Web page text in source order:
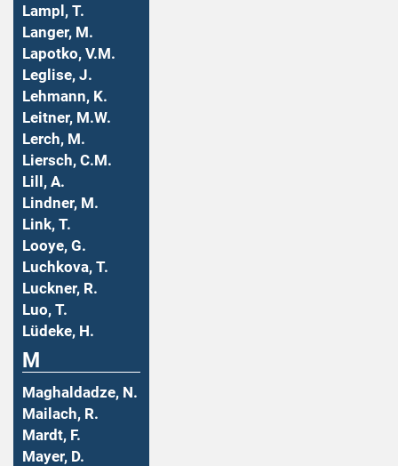
Lampl, T.
Langer, M.
Lapotko, V.M.
Leglise, J.
Lehmann, K.
Leitner, M.W.
Lerch, M.
Liersch, C.M.
Lill, A.
Lindner, M.
Link, T.
Looye, G.
Luchkova, T.
Luckner, R.
Luo, T.
Lüdeke, H.
M
Maghaldadze, N.
Mailach, R.
Mardt, F.
Mayer, D.